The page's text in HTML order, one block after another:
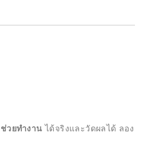
วยทำงาน ได้จริงและวัดผลได้ ลอง